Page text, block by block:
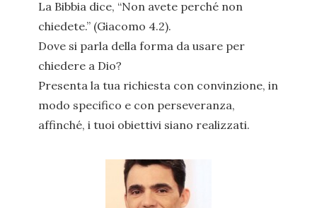
La Bibbia dice, “Non avete perché non
chiedete.” (Giacomo 4.2).
Dove si parla della forma da usare per
chiedere a Dio?
Presenta la tua richiesta con convinzione, in
modo specifico e con perseveranza,
affinché, i tuoi obiettivi siano realizzati.